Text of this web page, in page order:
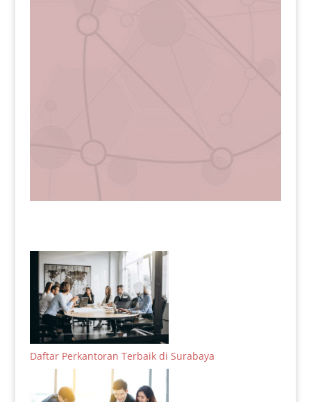
Daftar Perkantoran Terbaik di Surabaya